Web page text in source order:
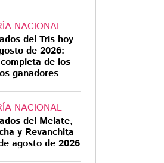
NACIONAL
del Tris hoy
de 2026:
de los
ganadores
NACIONAL
del Melate,
y Revanchita
agosto de 2026